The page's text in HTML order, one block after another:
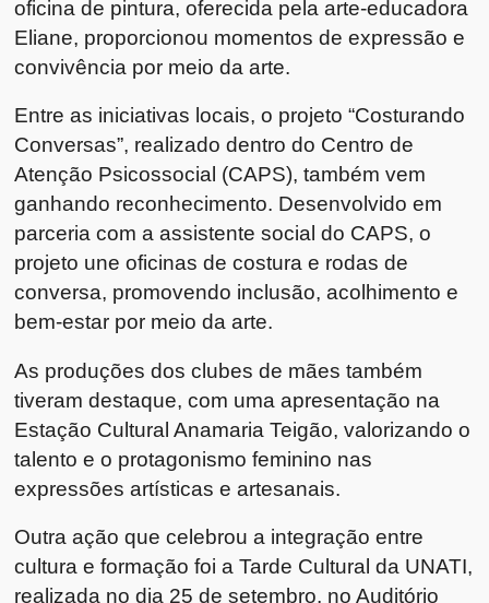
oficina de pintura, oferecida pela arte-educadora
Eliane, proporcionou momentos de expressão e
convivência por meio da arte.
Entre as iniciativas locais, o projeto “Costurando
Conversas”, realizado dentro do Centro de
Atenção Psicossocial (CAPS), também vem
ganhando reconhecimento. Desenvolvido em
parceria com a assistente social do CAPS, o
projeto une oficinas de costura e rodas de
conversa, promovendo inclusão, acolhimento e
bem-estar por meio da arte.
As produções dos clubes de mães também
tiveram destaque, com uma apresentação na
Estação Cultural Anamaria Teigão, valorizando o
talento e o protagonismo feminino nas
expressões artísticas e artesanais.
Outra ação que celebrou a integração entre
cultura e formação foi a Tarde Cultural da UNATI,
realizada no dia 25 de setembro, no Auditório